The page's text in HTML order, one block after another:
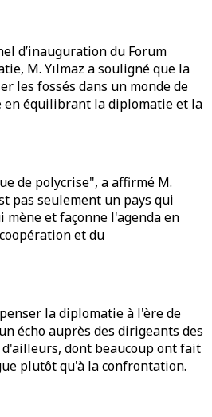
d’inauguration du Forum
M. Yılmaz a souligné que la
les fossés dans un monde de
en équilibrant la diplomatie et la
de polycrise", a affirmé M.
pas seulement un pays qui
mène et façonne l'agenda en
et du
la diplomatie à l'ère de
écho auprès des dirigeants des
d'ailleurs, dont beaucoup ont fait
plutôt qu'à la confrontation.